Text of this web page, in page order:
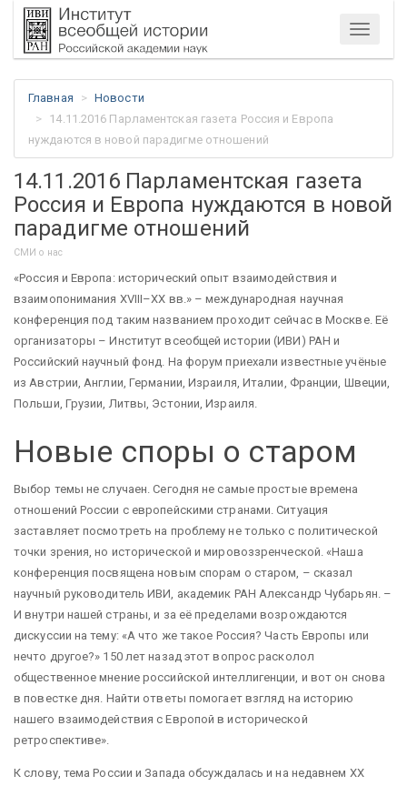
Меню
Главная
Новости
14.11.2016 Парламентская газета Россия и Европа
нуждаются в новой парадигме отношений
14.11.2016 Парламентская газета
Россия и Европа нуждаются в новой
парадигме отношений
СМИ о нас
«Россия и Европа: исторический опыт взаимодействия и
взаимопонимания XVIII–XX вв.» – международная научная
конференция под таким названием проходит сейчас в Москве. Её
организаторы – Институт всеобщей истории (ИВИ) РАН и
Российский научный фонд. На форум приехали известные учёные
из Австрии, Англии, Германии, Израиля, Италии, Франции, Швеции,
Польши, Грузии, Литвы, Эстонии, Израиля.
Новые споры о старом
Выбор темы не случаен. Сегодня не самые простые времена
отношений России с европейскими странами. Ситуация
заставляет посмотреть на проблему не только с политической
точки зрения, но исторической и мировоззренческой. «Наша
конференция посвящена новым спорам о старом, – сказал
научный руководитель ИВИ, академик РАН Александр Чубарьян. –
И внутри нашей страны, и за её пределами возрождаются
дискуссии на тему: «А что же такое Россия? Часть Европы или
нечто другое?» 150 лет назад этот вопрос расколол
общественное мнение российской интеллигенции, и вот он снова
в повестке дня. Найти ответы помогает взгляд на историю
нашего взаимодействия с Европой в исторической
ретроспективе».
К слову, тема России и Запада обсуждалась и на недавнем ХХ